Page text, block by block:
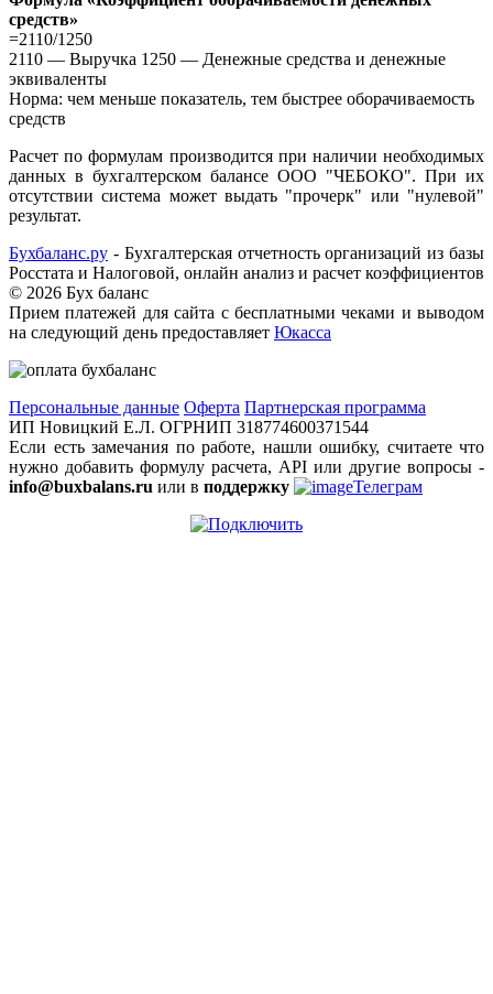
средств»
=2110/1250
2110 — Выручка 1250 — Денежные средства и денежные
эквиваленты
Норма: чем меньше показатель, тем быстрее оборачиваемость
средств
Расчет по формулам производится при наличии необходимых
данных в бухгалтерском балансе ООО "ЧЕБОКО". При их
отсутствии система может выдать "прочерк" или "нулевой"
результат.
Бухбаланс.ру - Бухгалтерская отчетность организаций из базы
Росстата и Налоговой, онлайн анализ и расчет коэффициентов
© 2026 Бух баланс
Прием платежей для сайта с бесплатными чеками и выводом
на следующий день предоставляет Юкасса
Персональные данные Оферта Партнерская программа
ИП Новицкий Е.Л. ОГРНИП 318774600371544
Если есть замечания по работе, нашли ошибку, считаете что
нужно добавить формулу расчета, API или другие вопросы -
info@buxbalans.ru или в поддержку Телеграм